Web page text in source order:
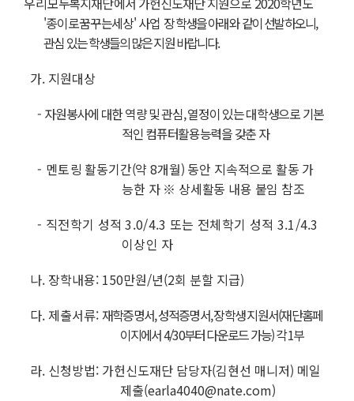
'종이로꿈꾸는세상' 사업 장학생을아래와같이 선발하오니,
관심 있는 학생들의 많은 지원 바랍니다.
가. 지원대상
- 자원봉사에 대한 역량 및 관심, 열정이 있는 대학생으로 기본
적인 컴퓨터활용능력을 갖춘 자
- 멘토링 활동기간(약 8개월) 동안 지속적으로 활동 가
능한 자 ※ 상세활동 내용 붙임 참조
- 직전학기 성적 3.0/4.3 또는 전체학기 성적 3.1/4.3
이상인 자
나. 장학내용: 150만원/년(2회 분할 지급)
다. 제출서류:재학증명서, 성적증명서, 장학생 지원서(재단홈페
이지에서 4/30부터 다운로드 가능)각 1부
라. 신청방법: 가헌신도재단 담당자(김현선 매니저) 메일
제출(earla4040@nate.com)